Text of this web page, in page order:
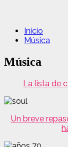
Inicio
Música
Música
La lista de
Un breve